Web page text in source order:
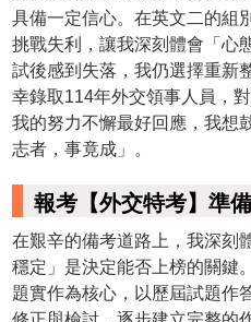
具備一定信心。在英文二的組
挑戰失利，讓我深刻體會「心
試後感到失落，我仍選擇重新
幸錄取114年外交領事人員，
我的努力不懈最好回應，我想
志者，事竟成」。
報考【外交特考】準
在艱辛的備考道路上，我深刻
穩定」是決定能否上榜的關鍵
題實作為核心，以歷屆試題作